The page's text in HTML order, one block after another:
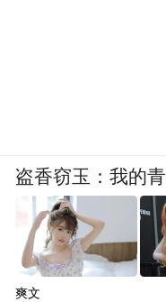
盗香窃玉：我的
爽文